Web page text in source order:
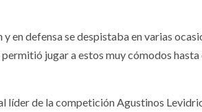
en defensa se despistaba en varias
jugar a estos muy cómodos
de la competición Agustinos